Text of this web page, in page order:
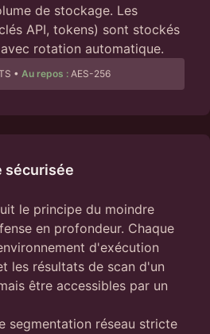
de stockage. Les
API, tokens) sont stockés
rotation automatique.
• Au repos : AES-256
sécurisée
le principe du moindre
en profondeur. Chaque
d'exécution
les résultats de scan d'un
être accessibles par un
segmentation réseau stricte